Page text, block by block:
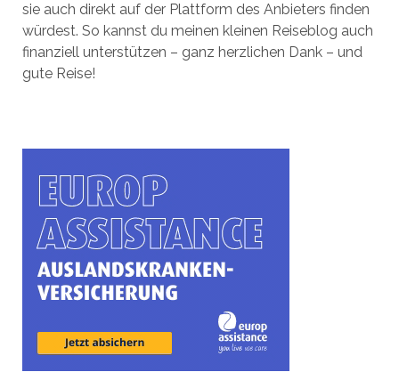
sie auch direkt auf der Plattform des Anbieters finden
würdest. So kannst du meinen kleinen Reiseblog auch
finanziell unterstützen – ganz herzlichen Dank – und
gute Reise!